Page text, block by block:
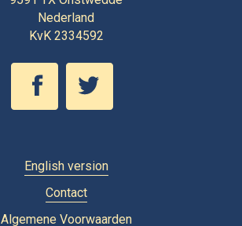
Nederland
KvK 2334592
English version
Contact
Algemene Voorwaarden